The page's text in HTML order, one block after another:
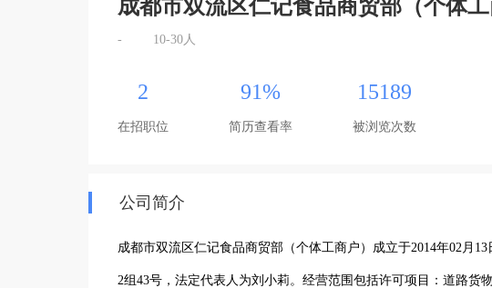
成都市双流区仁记食品商贸部（个体工
- 10-30人
2
在招职位
91%
简历查看率
15189
被浏览次数
公司简介
成都市双流区仁记食品商贸部（个体工商户）成立于2014年02月
2组43号，法定代表人为刘小莉。经营范围包括许可项目：道路货